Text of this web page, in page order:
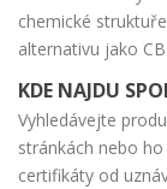
chemické
alternativu jako
KDE NAJDU
Vyhledávejte
stránkách nebo
certifikáty od